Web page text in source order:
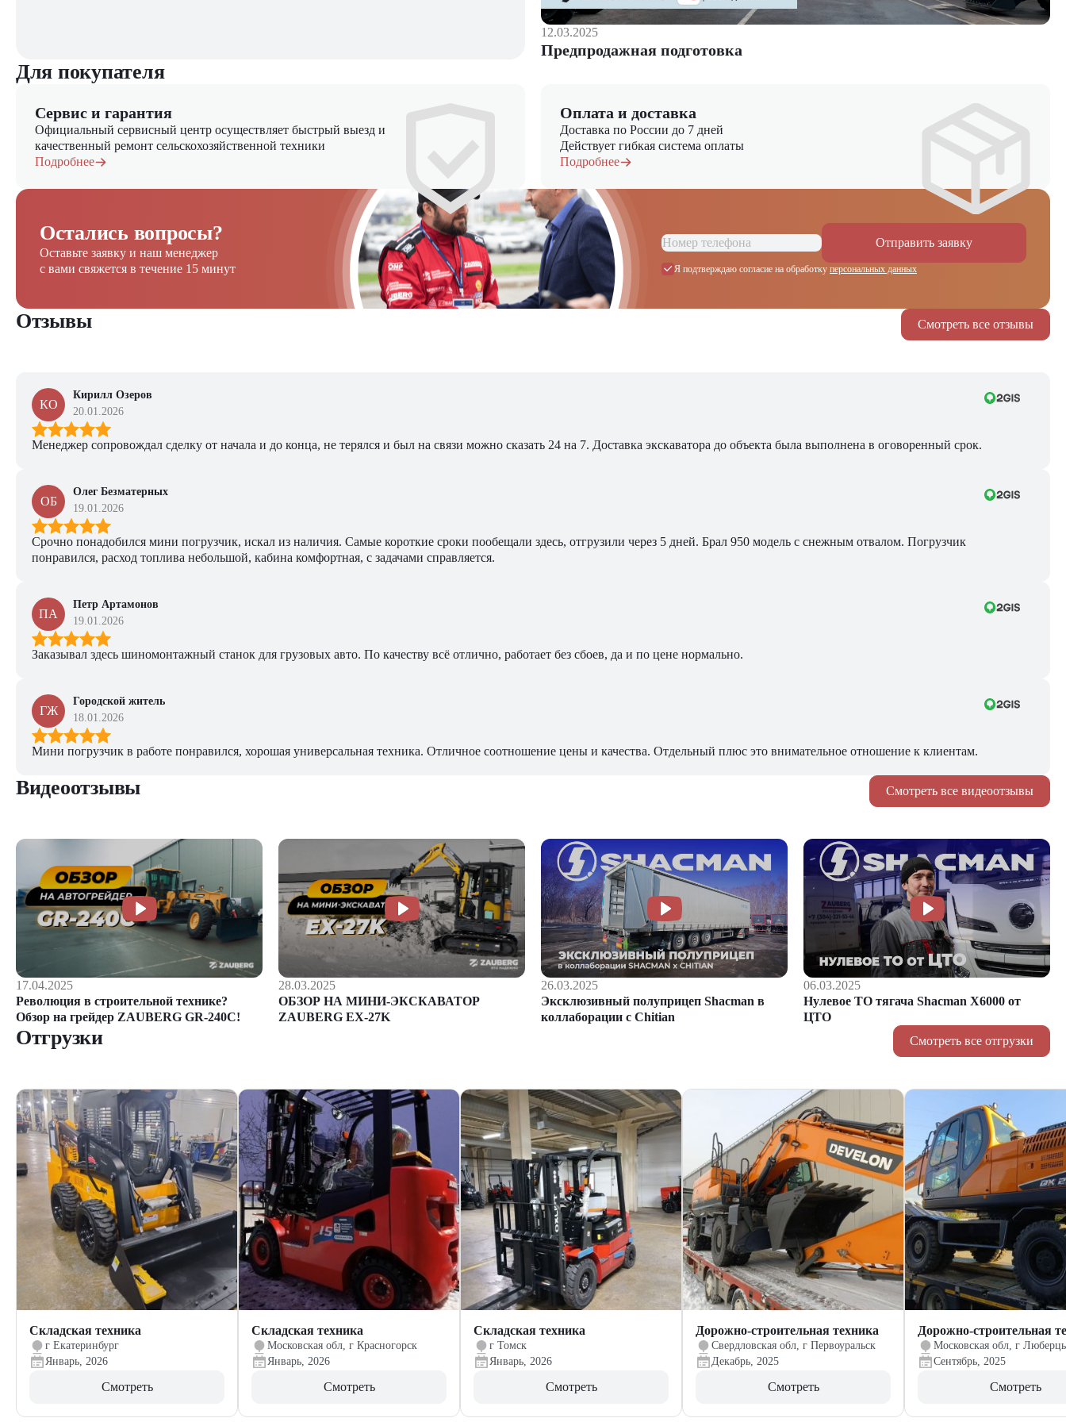
12.03.2025
Предпродажная подготовка
Для покупателя
Сервис и гарантия
Официальный сервисный центр осуществляет быстрый выезд и
качественный ремонт сельскохозяйственной техники
Подробнее
Оплата и доставка
Доставка по России до 7 дней
Действует гибкая система оплаты
Подробнее
Остались вопросы?
Оставьте заявку и наш менеджер
с вами свяжется в течение 15 минут
Отправить заявку
Я подтверждаю согласие на обработку персональных данных
Смотреть все отзывы
Отзывы
КО
Кирилл Озеров
20.01.2026
Менеджер сопровождал сделку от начала и до конца, не терялся и был на связи можно сказать 24 на 7. Доставка экскаватора до объекта была выполнена в оговоренный срок.
ОБ
Олег Безматерных
19.01.2026
Срочно понадобился мини погрузчик, искал из наличия. Самые короткие сроки пообещали здесь, отгрузили через 5 дней. Брал 950 модель с снежным отвалом. Погрузчик
понравился, расход топлива небольшой, кабина комфортная, с задачами справляется.
ПА
Петр Артамонов
19.01.2026
Заказывал здесь шиномонтажный станок для грузовых авто. По качеству всё отлично, работает без сбоев, да и по цене нормально.
ГЖ
Городской житель
18.01.2026
Мини погрузчик в работе понравился, хорошая универсальная техника. Отличное соотношение цены и качества. Отдельный плюс это внимательное отношение к клиентам.
Смотреть все видеоотзывы
Видеоотзывы
17.04.2025
Революция в строительной технике?
Обзор на грейдер ZAUBERG GR-240C!
28.03.2025
ОБЗОР НА МИНИ-ЭКСКАВАТОР
ZAUBERG EX-27K
26.03.2025
Эксклюзивный полуприцеп Shacman в
коллаборации с Chitian
06.03.2025
Нулевое ТО тягача Shacman Х6000 от
ЦТО
Смотреть все отгрузки
Отгрузки
Складская техника
г Екатеринбург
Январь, 2026
Смотреть
Складская техника
Московская обл, г Красногорск
Январь, 2026
Смотреть
Складская техника
г Томск
Январь, 2026
Смотреть
Дорожно-строительная техника
Свердловская обл, г Первоуральск
Декабрь, 2025
Смотреть
Дорожно-строительная
Московская обл, г
Сентябрь, 2025
Смотреть